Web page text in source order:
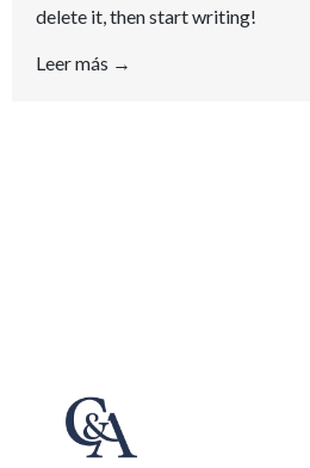
delete it, then start writing!
Leer más →